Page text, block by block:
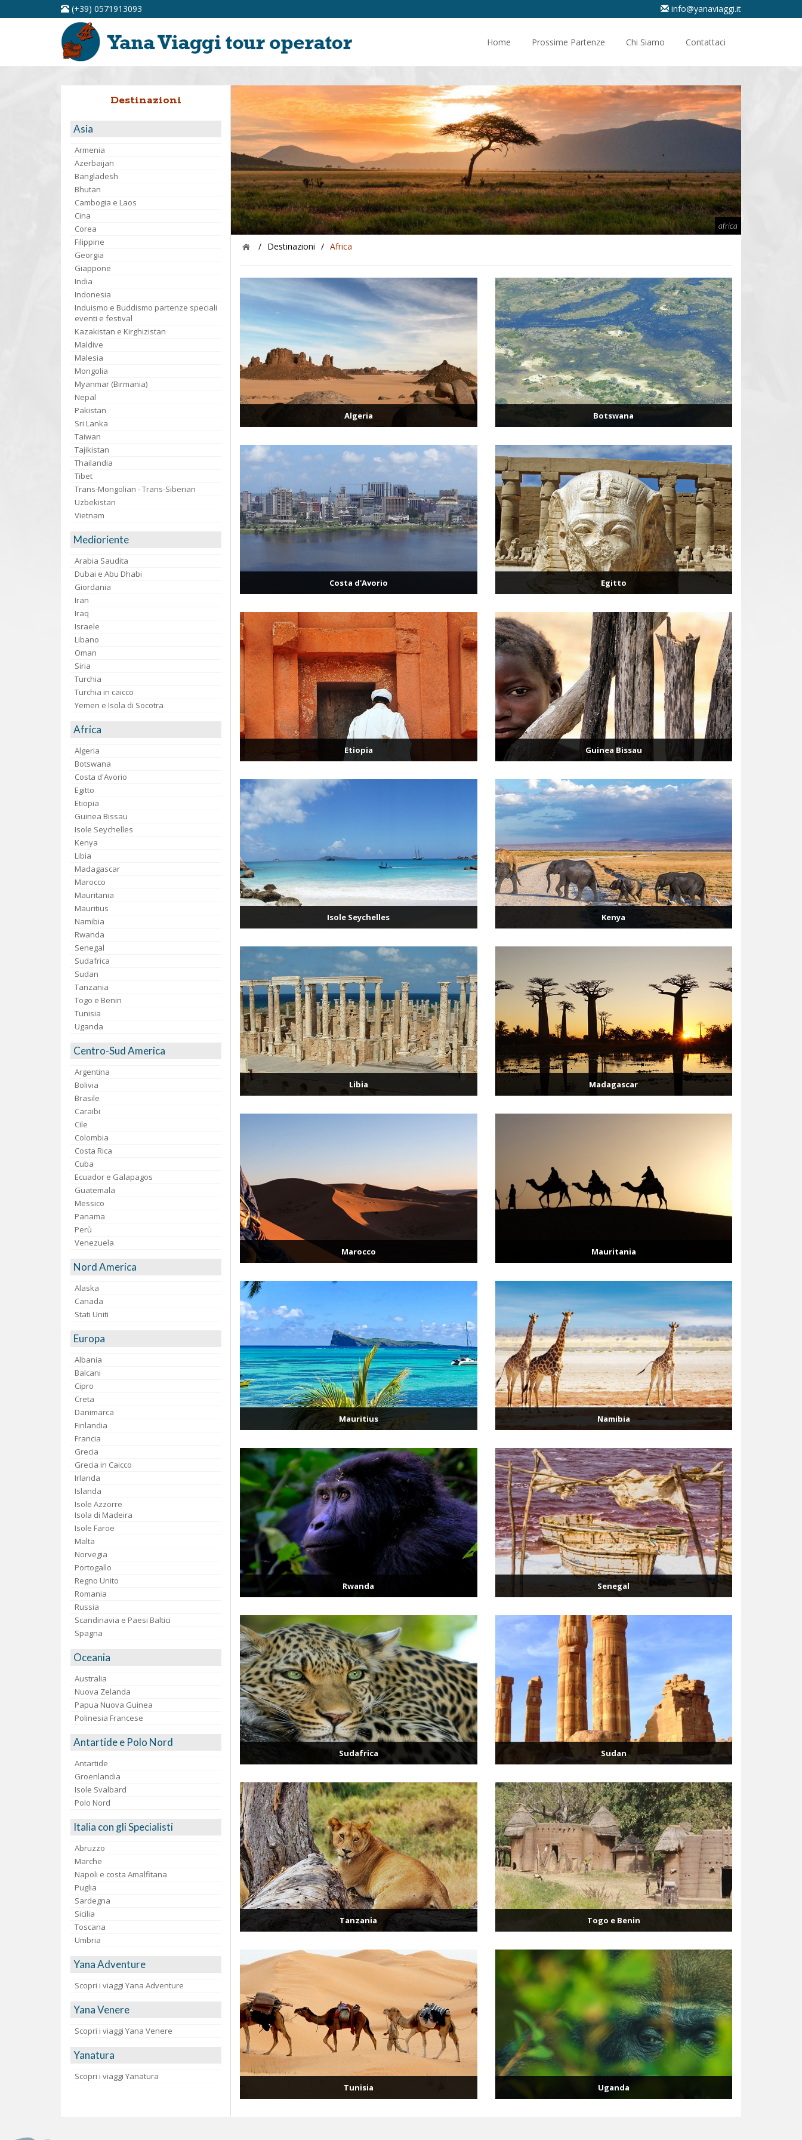
(+39) 0571913093 info@yanaviaggi.it
Home Prossime Partenze Chi Siamo Contattaci
Destinazioni
Asia
Armenia
Azerbaijan
Bangladesh
Bhutan
Cambogia e Laos
Cina
Corea
Filippine
Georgia
Giappone
India
Indonesia
Induismo e Buddismo partenze speciali
eventi e festival
Kazakistan e Kirghizistan
Maldive
Malesia
Mongolia
Myanmar (Birmania)
Nepal
Pakistan
Sri Lanka
Taiwan
Tajikistan
Thailandia
Tibet
Trans-Mongolian - Trans-Siberian
Uzbekistan
Vietnam
Medioriente
Arabia Saudita
Dubai e Abu Dhabi
Giordania
Iran
Iraq
Israele
Libano
Oman
Siria
Turchia
Turchia in caicco
Yemen e Isola di Socotra
Africa
Algeria
Botswana
Costa d'Avorio
Egitto
Etiopia
Guinea Bissau
Isole Seychelles
Kenya
Libia
Madagascar
Marocco
Mauritania
Mauritius
Namibia
Rwanda
Senegal
Sudafrica
Sudan
Tanzania
Togo e Benin
Tunisia
Uganda
Centro-Sud America
Argentina
Bolivia
Brasile
Caraibi
Cile
Colombia
Costa Rica
Cuba
Ecuador e Galapagos
Guatemala
Messico
Panama
Perù
Venezuela
Nord America
Alaska
Canada
Stati Uniti
Europa
Albania
Balcani
Cipro
Creta
Danimarca
Finlandia
Francia
Grecia
Grecia in Caicco
Irlanda
Islanda
Isole Azzorre
Isola di Madeira
Isole Faroe
Malta
Norvegia
Portogallo
Regno Unito
Romania
Russia
Scandinavia e Paesi Baltici
Spagna
Oceania
Australia
Nuova Zelanda
Papua Nuova Guinea
Polinesia Francese
Antartide e Polo Nord
Antartide
Groenlandia
Isole Svalbard
Polo Nord
Italia con gli Specialisti
Abruzzo
Marche
Napoli e costa Amalfitana
Puglia
Sardegna
Sicilia
Toscana
Umbria
Yana Adventure
Scopri i viaggi Yana Adventure
Yana Venere
Scopri i viaggi Yana Venere
Yanatura
Scopri i viaggi Yanatura
africa
/ Destinazioni / Africa
Algeria Botswana
Costa d'Avorio Egitto
Etiopia Guinea Bissau
Isole Seychelles Kenya
Libia Madagascar
Marocco Mauritania
Mauritius Namibia
Rwanda Senegal
Sudafrica Sudan
Tanzania Togo e Benin
Tunisia Uganda